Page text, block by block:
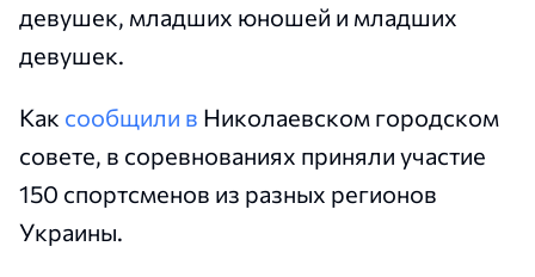
девушек, младших юношей и младших
девушек.
Как сообщили в Николаевском городском
совете, в соревнованиях приняли участие
150 спортсменов из разных регионов
Украины.